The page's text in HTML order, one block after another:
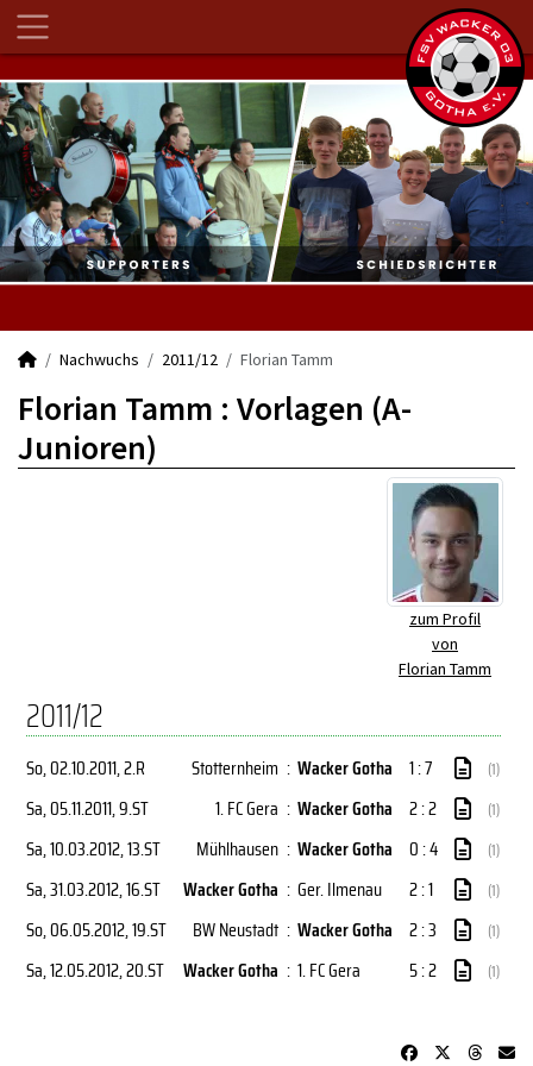
Nachwuchs 2011/12 Florian Tamm
Florian Tamm : Vorlagen (A-
Junioren)
zum Profil
von
Florian Tamm
2011/12
So, 02.10.2011, 2.R Stotternheim : Wacker Gotha 1 : 7 (1)
Sa, 05.11.2011, 9.ST 1. FC Gera : Wacker Gotha 2 : 2 (1)
Sa, 10.03.2012, 13.ST Mühlhausen : Wacker Gotha 0 : 4 (1)
Sa, 31.03.2012, 16.ST Wacker Gotha : Ger. Ilmenau 2 : 1 (1)
So, 06.05.2012, 19.ST BW Neustadt : Wacker Gotha 2 : 3 (1)
Sa, 12.05.2012, 20.ST Wacker Gotha : 1. FC Gera 5 : 2 (1)